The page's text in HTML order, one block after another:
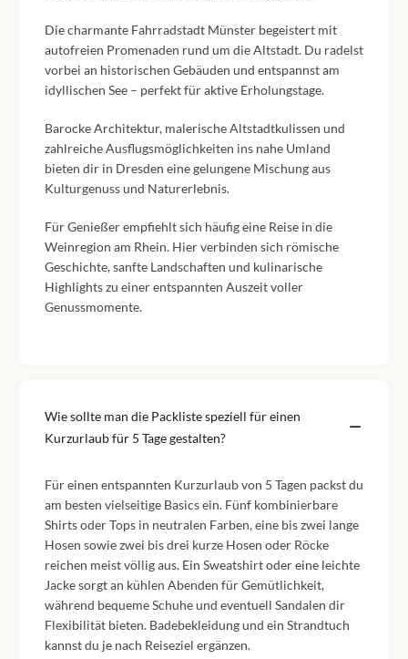
Die charmante Fahrradstadt Münster begeistert mit
autofreien Promenaden rund um die Altstadt. Du radelst
vorbei an historischen Gebäuden und entspannst am
idyllischen See – perfekt für aktive Erholungstage.
Barocke Architektur, malerische Altstadtkulissen und
zahlreiche Ausflugsmöglichkeiten ins nahe Umland
bieten dir in Dresden eine gelungene Mischung aus
Kulturgenuss und Naturerlebnis.
Für Genießer empfiehlt sich häufig eine Reise in die
Weinregion am Rhein. Hier verbinden sich römische
Geschichte, sanfte Landschaften und kulinarische
Highlights zu einer entspannten Auszeit voller
Genussmomente.
Wie sollte man die Packliste speziell für einen
Kurzurlaub für 5 Tage gestalten?
Für einen entspannten Kurzurlaub von 5 Tagen packst du
am besten vielseitige Basics ein. Fünf kombinierbare
Shirts oder Tops in neutralen Farben, eine bis zwei lange
Hosen sowie zwei bis drei kurze Hosen oder Röcke
reichen meist völlig aus. Ein Sweatshirt oder eine leichte
Jacke sorgt an kühlen Abenden für Gemütlichkeit,
während bequeme Schuhe und eventuell Sandalen dir
Flexibilität bieten. Badebekleidung und ein Strandtuch
kannst du je nach Reiseziel ergänzen.